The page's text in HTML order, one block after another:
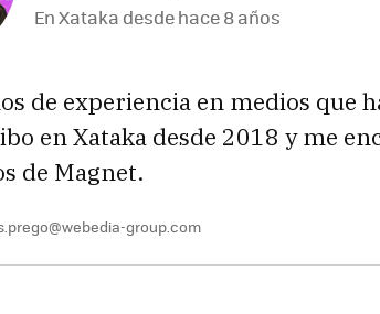
En Xataka desdehace 8 años
de experiencia en medios que
en Xataka desde 2018 y me
de Magnet.
group.com